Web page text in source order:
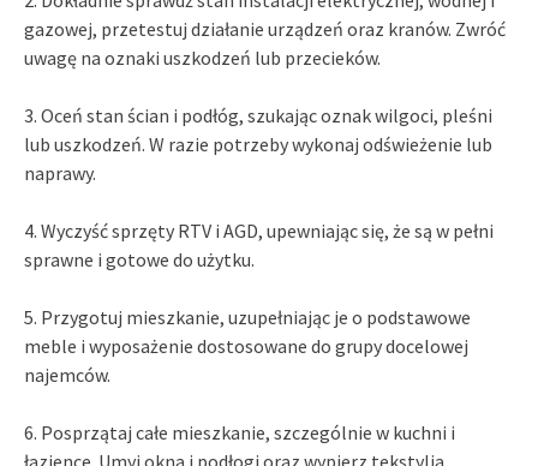
gazowej, przetestuj działanie urządzeń oraz kranów. Zwróć
uwagę na oznaki uszkodzeń lub przecieków.
3. Oceń stan ścian i podłóg, szukając oznak wilgoci, pleśni
lub uszkodzeń. W razie potrzeby wykonaj odświeżenie lub
naprawy.
4. Wyczyść sprzęty RTV i AGD, upewniając się, że są w pełni
sprawne i gotowe do użytku.
5. Przygotuj mieszkanie, uzupełniając je o podstawowe
meble i wyposażenie dostosowane do grupy docelowej
najemców.
6. Posprzątaj całe mieszkanie, szczególnie w kuchni i
łazience. Umyj okna i podłogi oraz wypierz tekstylia.